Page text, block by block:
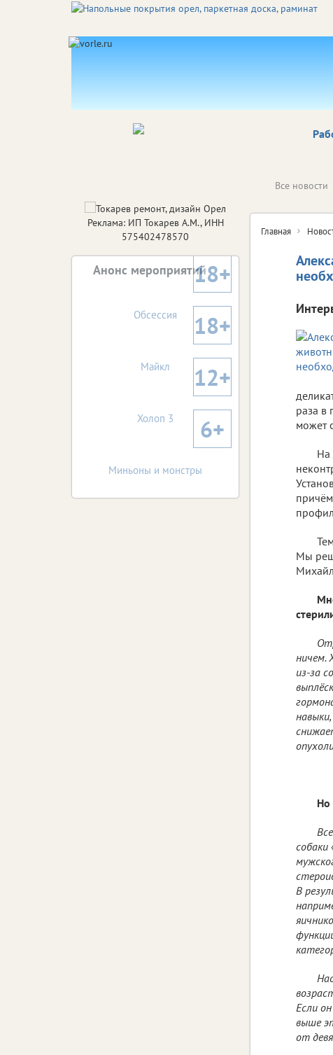
Все новости
Главная
раза в
может
На
Мы
ничем.
из-за
Но
собаки
В
Если
выше
от
Реклама: ИП Токарев А.М., ИНН
575402478570
Анонс мероприятий18+
Обсессия 18+
Майкл 12+
Холоп 3 6+
Миньоны и монстры